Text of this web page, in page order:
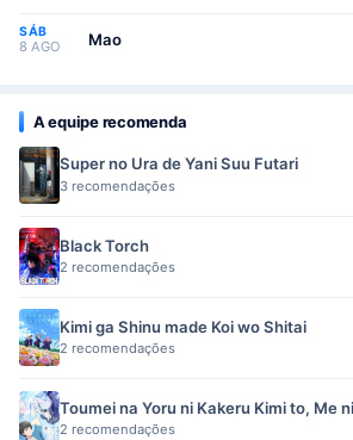
SÁB
8 AGO Mao
A equipe recomenda
Super no Ura de Yani Suu Futari
3 recomendações
Black Torch
2 recomendações
Kimi ga Shinu made Koi wo Shitai
2 recomendações
Toumei na Yoru ni Kakeru Kimi to, Me
2 recomendações